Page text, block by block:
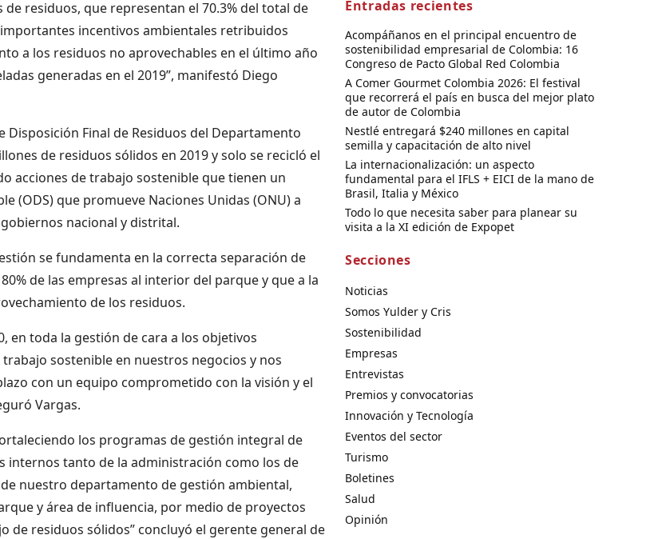
residuos, que representan el 70.3% del total de
incentivos ambientales retribuidos
a los residuos no aprovechables en el último año
generadas en el 2019”, manifestó Diego
Final de Residuos del Departamento
de residuos sólidos en 2019 y solo se recicló el
acciones de trabajo sostenible que tienen un
(ODS) que promueve Naciones Unidas (ONU) a
nacional y distrital.
se fundamenta en la correcta separación de
de las empresas al interior del parque y que a la
de los residuos.
en toda la gestión de cara a los objetivos
sostenible en nuestros negocios y nos
con un equipo comprometido con la visión y el
Vargas.
los programas de gestión integral de
tanto de la administración como los de
nuestro departamento de gestión ambiental,
y área de influencia, por medio de proyectos
residuos sólidos” concluyó el gerente general de
Entradas recientes
Acompáñanos en el principal encuentro de
sostenibilidad empresarial de Colombia: 16
Congreso de Pacto Global Red Colombia
A Comer Gourmet Colombia 2026: El festival
que recorrerá el país en busca del mejor plato
de autor de Colombia
Nestlé entregará $240 millones en capital
semilla y capacitación de alto nivel
La internacionalización: un aspecto
fundamental para el IFLS + EICI de la mano de
Brasil, Italia y México
Todo lo que necesita saber para planear su
visita a la XI edición de Expopet
Secciones
Noticias
Somos Yulder y Cris
Sostenibilidad
Empresas
Entrevistas
Premios y convocatorias
Innovación y Tecnología
Eventos del sector
Turismo
Boletines
Salud
Opinión